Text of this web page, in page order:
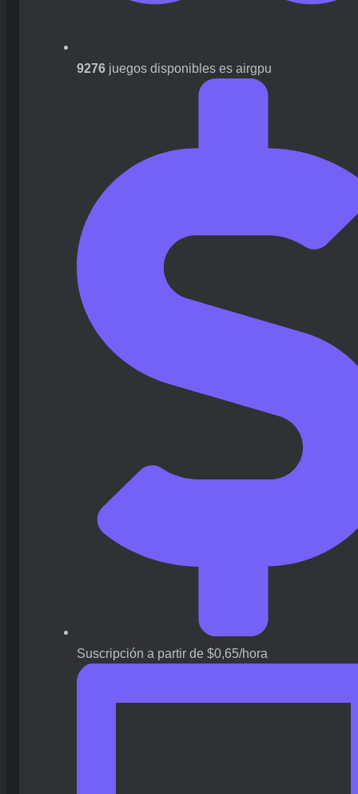
9276 juegos disponibles es airgpu
Suscripción a partir de $0,65/hora